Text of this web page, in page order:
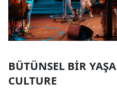
BÜTÜNSEL BIR
CULTURE